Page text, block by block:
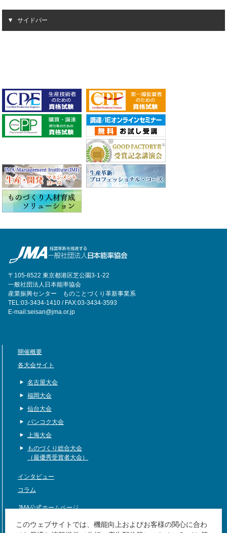
このウェブサイトでは、機能向上およびお客様の関心に合わ
サイドバー
〒105-8522 東京都港区芝公園3-1-22
一般社団法人日本能率協会
産業振興センター ものことづくり革新事業系
TEL:03-3434-1410 / FAX:03-3434-3593
E-mail:seisan@jma.or.jp
開催概要
各大会サイト
名古屋大会
福岡大会
仙台大会
バンコク大会
上海大会
ものづくり総合大会
（最優秀受賞者大会）
インタビュー
コラム
JMA公式ホームページ
サイトマップ